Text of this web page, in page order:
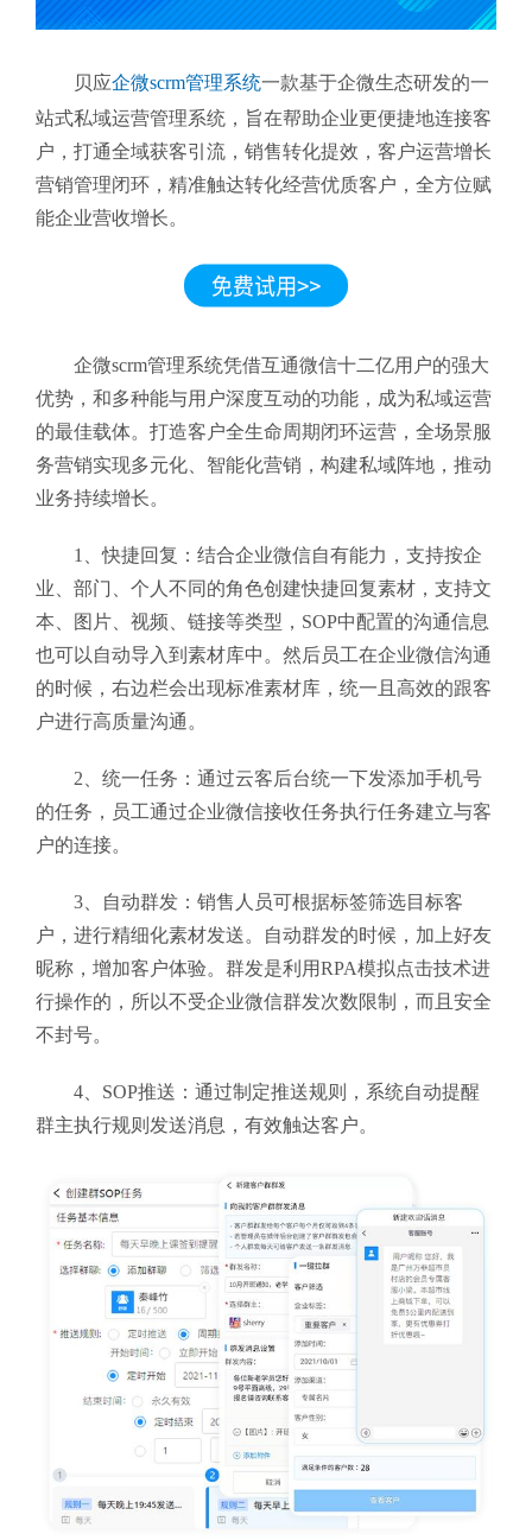
贝应企微scrm管理系统一款基于企微生态研发的一
站式私域运营管理系统，旨在帮助企业更便捷地连接客
户，打通全域获客引流，销售转化提效，客户运营增长
营销管理闭环，精准触达转化经营优质客户，全方位赋
能企业营收增长。
企微scrm管理系统凭借互通微信十二亿用户的强大
优势，和多种能与用户深度互动的功能，成为私域运营
的最佳载体。打造客户全生命周期闭环运营，全场景服
务营销实现多元化、智能化营销，构建私域阵地，推动
业务持续增长。
1、快捷回复：结合企业微信自有能力，支持按企
业、部门、个人不同的角色创建快捷回复素材，支持文
本、图片、视频、链接等类型，SOP中配置的沟通信息
也可以自动导入到素材库中。然后员工在企业微信沟通
的时候，右边栏会出现标准素材库，统一且高效的跟客
户进行高质量沟通。
2、统一任务：通过云客后台统一下发添加手机号
的任务，员工通过企业微信接收任务执行任务建立与客
户的连接。
3、自动群发：销售人员可根据标签筛选目标客
户，进行精细化素材发送。自动群发的时候，加上好友
昵称，增加客户体验。群发是利用RPA模拟点击技术进
行操作的，所以不受企业微信群发次数限制，而且安全
不封号。
4、SOP推送：通过制定推送规则，系统自动提醒
群主执行规则发送消息，有效触达客户。